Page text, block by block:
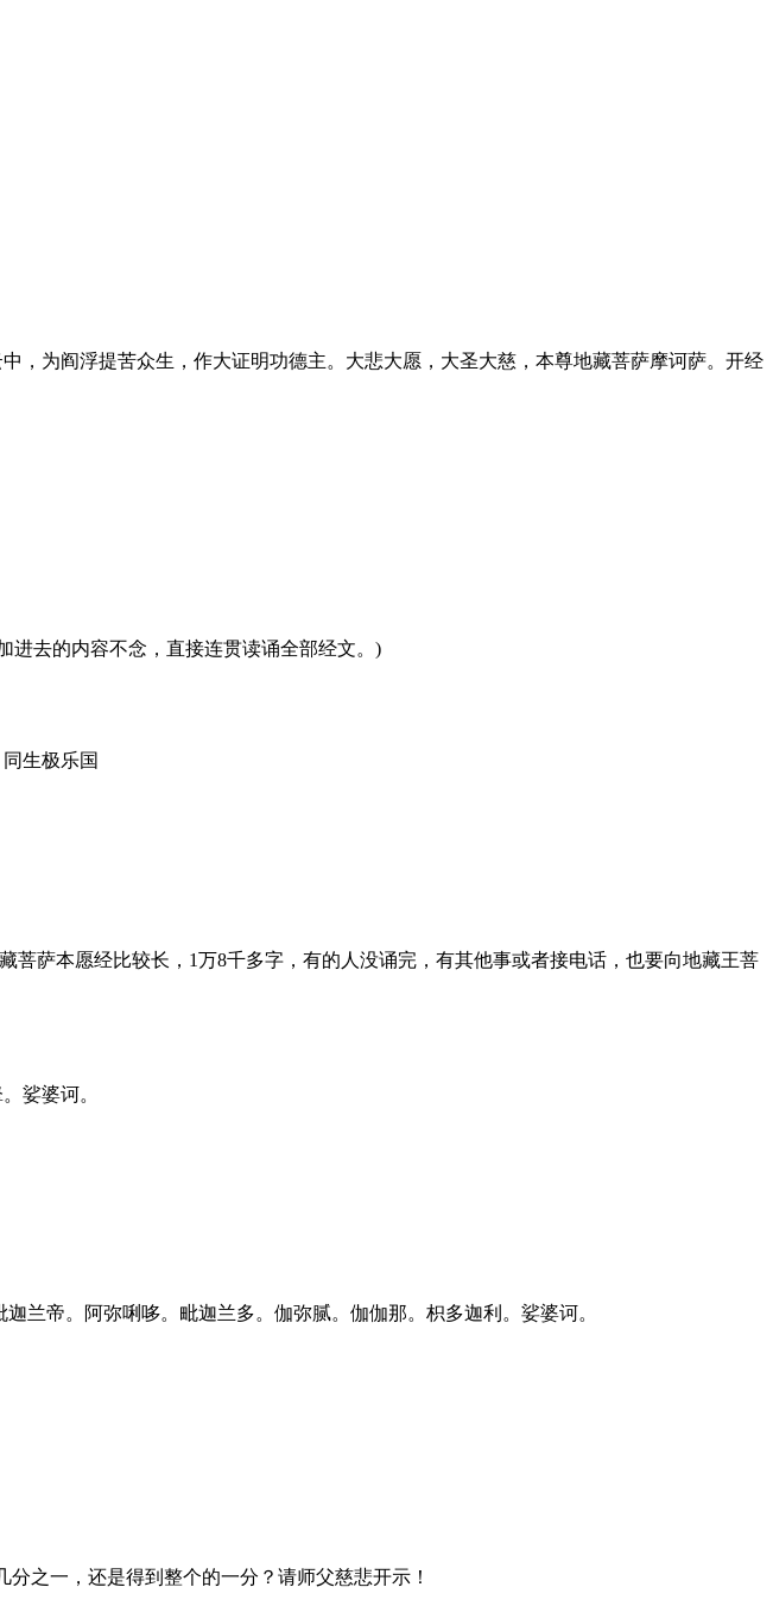
为阎浮提苦众生，作大证明功德主。大悲大愿，大圣大慈，本尊地藏菩萨摩诃萨。开经
去的内容不念，直接连贯读诵全部经文。)
生极乐国
萨本愿经比较长，1万8千多字，有的人没诵完，有其他事或者接电话，也要向地藏王菩
娑婆诃。
兰帝。阿弥唎哆。毗迦兰多。伽弥腻。伽伽那。枳多迦利。娑婆诃。
之一，还是得到整个的一分？请师父慈悲开示！